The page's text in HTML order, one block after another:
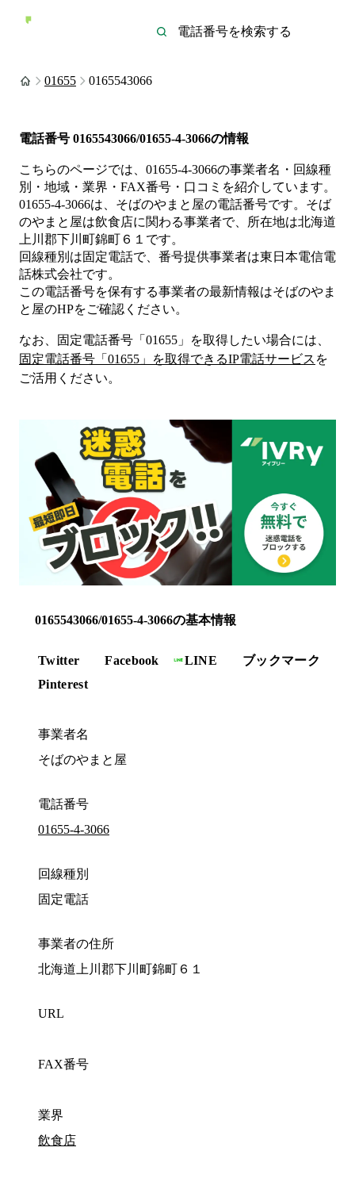
01655 0165543066
電話番号 0165543066/01655-4-3066の情報
こちらのページでは、 01655-4-3066の事業者名・回線種
別・地域・業界・FAX番号・口コミを紹介しています。
01655-4-3066は、 そばのやまと屋の電話番号です。 そば
のやまと屋は飲食店に関わる事業者で、所在地は北海道
上川郡下川町錦町６１ です。
回線種別は固定電話で、番号提供事業者は東日本電信電
話株式会社です。
この電話番号を保有する事業者の最新情報はそばのやま
と屋のHPをご確認ください。
なお、固定電話番号「 01655 」を取得したい場合には、
固定電話番号「 01655 」を取得できるIP電話サービス を
ご活用ください。
0165543066/01655-4-3066の基本情報
Twitter Facebook LINE
ブックマーク
Pinterest
事業者名
そばのやまと屋
電話番号
01655-4-3066
回線種別
固定電話
事業者の住所
北海道上川郡下川町錦町６１
URL
FAX番号
業界
飲食店